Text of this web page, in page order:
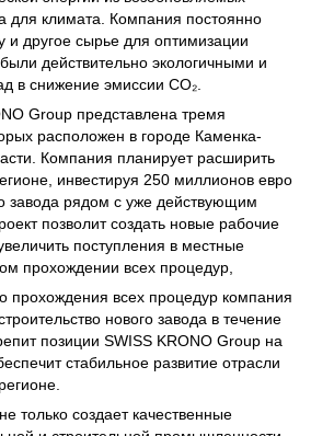
для климата. Компания постоянно
и другое сырье для оптимизации
действительно экологичными и
в снижение эмиссии CO₂.
Group представлена ​​тремя
расположен в городе Каменка-
Компания планирует расширить
инвестируя 250 миллионов евро
завода рядом с уже действующим
позволит создать новые рабочие
поступления в местные
прохождении всех процедур,
прохождения всех процедур компания
нового завода в течение
позиции SWISS KRONO Group на
стабильное развитие отрасли
только создает качественные